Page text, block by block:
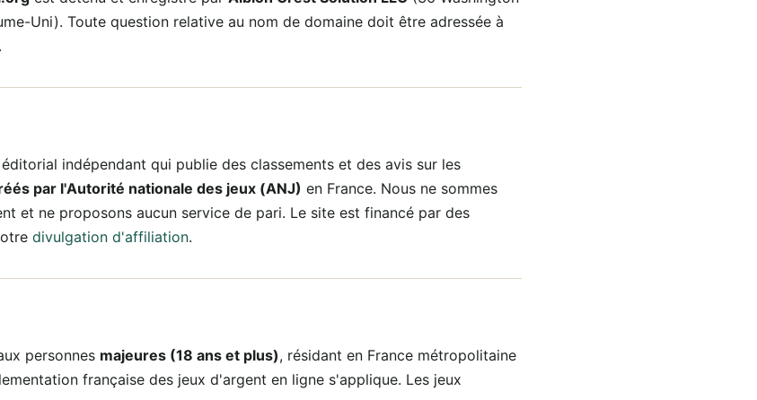
Uni). Toute question relative au nom de domaine doit être adressée à
.
indépendant qui publie des classements et des avis sur les
par l'Autorité nationale des jeux (ANJ) en France. Nous ne sommes
et ne proposons aucun service de pari. Le site est financé par des
divulgation d'affiliation.
personnes majeures (18 ans et plus), résidant en France métropolitaine
française des jeux d'argent en ligne s'applique. Les jeux